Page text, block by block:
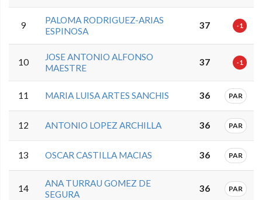
9
PALOMA RODRIGUEZ-ARIAS
ESPINOSA
37 -1
10
JOSE ANTONIO ALFONSO
MAESTRE
37 -1
11 MARIA LUISA ARTES SANCHIS 36 PAR
12 ANTONIO LOPEZ ARCHILLA 36 PAR
13 OSCAR CASTILLA MACIAS 36 PAR
14
ANA TURRAU GOMEZ DE
SEGURA
36 PAR